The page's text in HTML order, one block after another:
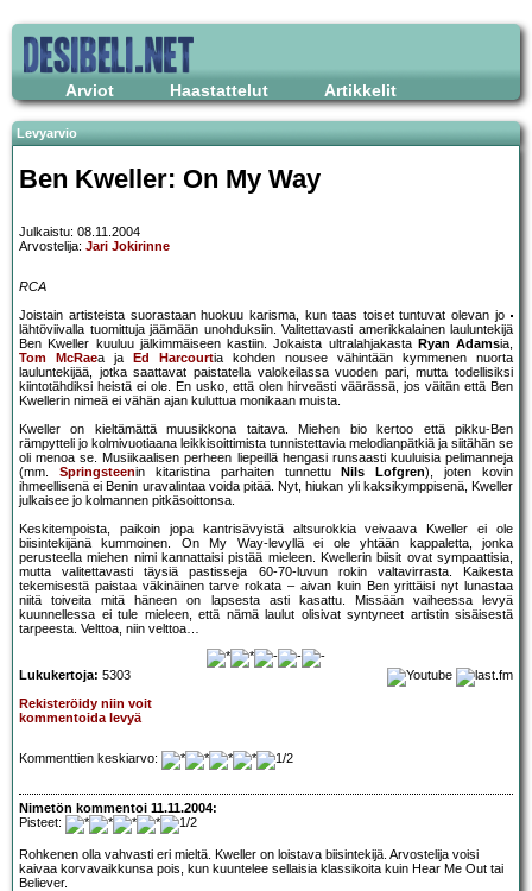
Arviot Haastattelut Artikkelit
Levyarvio
Ben Kweller: On My Way
Julkaistu: 08.11.2004
Arvostelija: Jari Jokirinne
RCA
Joistain artisteista suorastaan huokuu karisma, kun taas toiset tuntuvat olevan jo
lähtöviivalla tuomittuja jäämään unohduksiin. Valitettavasti amerikkalainen lauluntekijä
Ben Kweller kuuluu jälkimmäiseen kastiin. Jokaista ultralahjakasta Ryan Adamsia,
Tom McRaea ja Ed Harcourtia kohden nousee vähintään kymmenen nuorta
lauluntekijää, jotka saattavat paistatella valokeilassa vuoden pari, mutta todellisiksi
kiintotähdiksi heistä ei ole. En usko, että olen hirveästi väärässä, jos väitän että Ben
Kwellerin nimeä ei vähän ajan kuluttua monikaan muista.
Kweller on kieltämättä muusikkona taitava. Miehen bio kertoo että pikku-Ben
rämpytteli jo kolmivuotiaana leikkisoittimista tunnistettavia melodianpätkiä ja siitähän se
oli menoa se. Musiikaalisen perheen liepeillä hengasi runsaasti kuuluisia pelimanneja
(mm. Springsteenin kitaristina parhaiten tunnettu Nils Lofgren), joten kovin
ihmeellisenä ei Benin uravalintaa voida pitää. Nyt, hiukan yli kaksikymppisenä, Kweller
julkaisee jo kolmannen pitkäsoittonsa.
Keskitempoista, paikoin jopa kantrisävyistä altsurokkia veivaava Kweller ei ole
biisintekijänä kummoinen. On My Way-levyllä ei ole yhtään kappaletta, jonka
perusteella miehen nimi kannattaisi pistää mieleen. Kwellerin biisit ovat sympaattisia,
mutta valitettavasti täysiä pastisseja 60-70-luvun rokin valtavirrasta. Kaikesta
tekemisestä paistaa väkinäinen tarve rokata – aivan kuin Ben yrittäisi nyt lunastaa
niitä toiveita mitä häneen on lapsesta asti kasattu. Missään vaiheessa levyä
kuunnellessa ei tule mieleen, että nämä laulut olisivat syntyneet artistin sisäisestä
tarpeesta. Velttoa, niin velttoa…
Lukukertoja: 5303
Rekisteröidy niin voit
kommentoida levyä
Kommenttien keskiarvo:
Nimetön kommentoi 11.11.2004:
Pisteet:
Rohkenen olla vahvasti eri mieltä. Kweller on loistava biisintekijä. Arvostelija voisi
kaivaa korvavaikkunsa pois, kun kuuntelee sellaisia klassikoita kuin Hear Me Out tai
Believer.